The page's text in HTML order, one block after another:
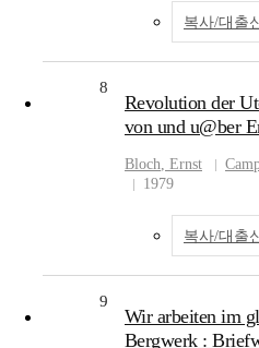
복사/대출
8
Revolution der
von und u@ber
Bloch, Ernst
1979
복사/대출
9
Wir arbeiten im
Bergwerk :